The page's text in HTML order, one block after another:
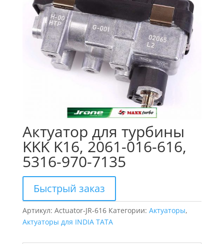
Актуатор для турбины
KKK K16, 2061-016-616,
5316-970-7135
Быстрый заказ
Артикул: Actuator-JR-616 Категории: Актуаторы,
Актуаторы для INDIA TATA